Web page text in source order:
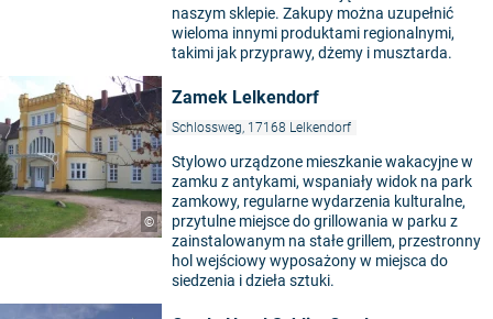
naszym sklepie. Zakupy można uzupełnić
wieloma innymi produktami regionalnymi,
takimi jak przyprawy, dżemy i musztarda.
©
Zamek Lelkendorf
Schlossweg, 17168 Lelkendorf
Stylowo urządzone mieszkanie wakacyjne w
zamku z antykami, wspaniały widok na park
zamkowy, regularne wydarzenia kulturalne,
przytulne miejsce do grillowania w parku z
zainstalowanym na stałe grillem, przestronny
hol wejściowy wyposażony w miejsca do
siedzenia i dzieła sztuki.